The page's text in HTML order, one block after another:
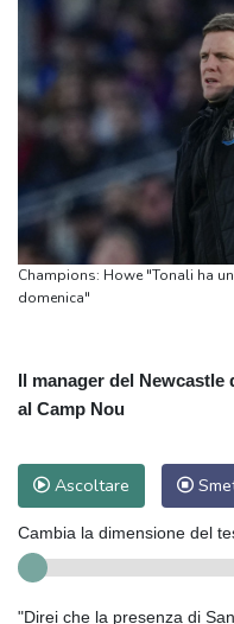
Champions: Howe "Tonali ha
domenica"
Il manager del
al Camp Nou
Ascoltare
Cambia la dimensione del
"Direi che la presenza di